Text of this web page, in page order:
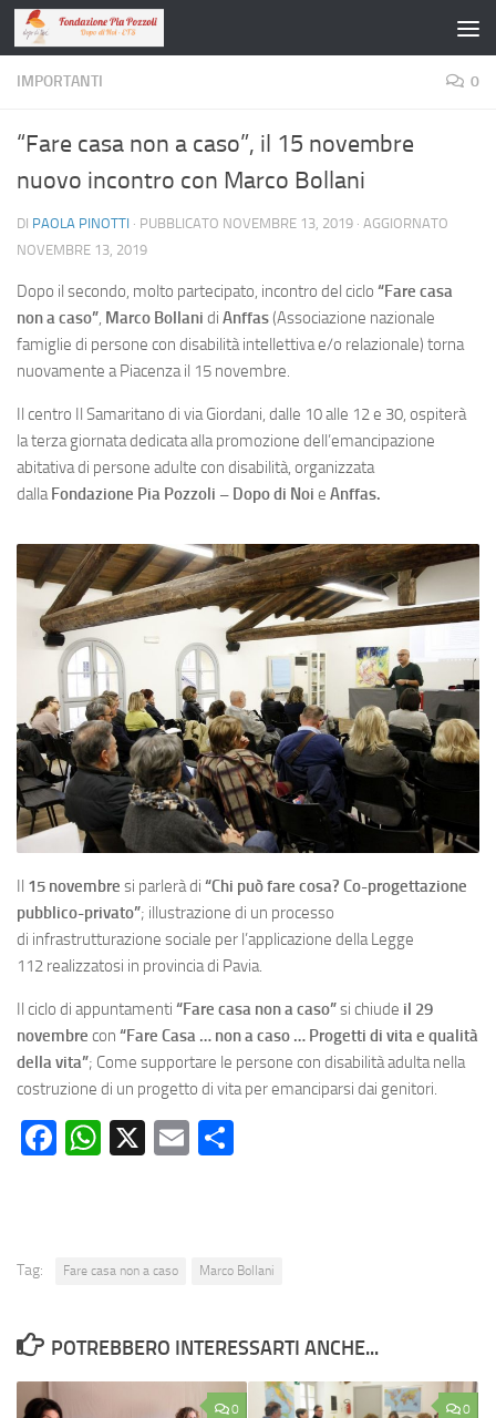
Salta al contenuto
IMPORTANTI 0
“Fare casa non a caso”, il 15 novembre
nuovo incontro con Marco Bollani
DI PAOLA PINOTTI · PUBBLICATO NOVEMBRE 13, 2019 · AGGIORNATO
NOVEMBRE 13, 2019
Dopo il secondo, molto partecipato, incontro del ciclo “Fare casa
non a caso”, Marco Bollani di Anffas(Associazione nazionale
famiglie di persone con disabilità intellettiva e/o relazionale) torna
nuovamente a Piacenza il 15 novembre.
Il centro Il Samaritano di via Giordani, dalle 10 alle 12 e 30, ospiterà
la terza giornata dedicata alla promozione dell’emancipazione
abitativa di persone adulte con disabilità, organizzata
dallaFondazione Pia Pozzoli – Dopo di Noi e Anffas.
Il 15 novembre si parlerà di “Chi può fare cosa? Co-progettazione
pubblico-privato”; illustrazione di un processo
di infrastrutturazione sociale per l’applicazione della Legge
112 realizzatosi in provincia di Pavia.
Il ciclo di appuntamenti “Fare casa non a caso”si chiude il 29
novembre con “Fare Casa … non a caso … Progetti di vita e qualità
della vita”; Come supportare le persone con disabilità adulta nella
costruzione di un progetto di vita per emanciparsi dai genitori.
Facebook
WhatsApp
X Email
Tag: Fare casa non a caso Marco Bollani
POTREBBERO INTERESSARTI ANCHE...
0 0